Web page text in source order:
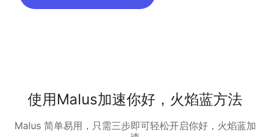
使用Malus加速你好，火焰蓝方法
Malus 简单易用，只需三步即可轻松开启你好，火焰蓝加